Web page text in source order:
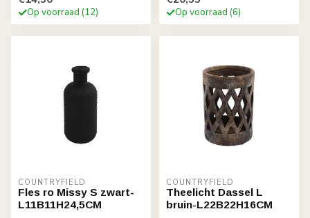
Op voorraad (12) Op voorraad (6)
COUNTRYFIELD
Fles ro Missy S zwart-
L11B11H24,5CM
COUNTRYFIELD
Theelicht Dassel L
bruin-L22B22H16CM